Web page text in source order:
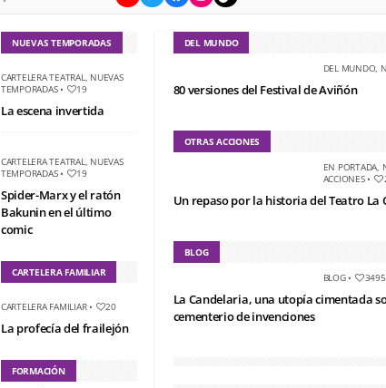
NUEVAS TEMPORADAS
CARTELERA TEATRAL, NUEVAS
TEMPORADAS• 19
La escena invertida
CARTELERA TEATRAL, NUEVAS
TEMPORADAS• 19
Spider-Marx y el ratón
Bakunin en el último
comic
CARTELERA FAMILIAR
CARTELERA FAMILIAR• 20
La profecía del frailejón
FORMACIÓN
DEL MUNDO
DEL MUNDO,
80 versiones del Festival de Aviñón
OTRAS ACCIONES
EN PORTADA,
ACCIONES•
Un repaso por la historia del Teatro La
BLOG
BLOG• 3495
La Candelaria, una utopía cimentada
cementerio de invenciones